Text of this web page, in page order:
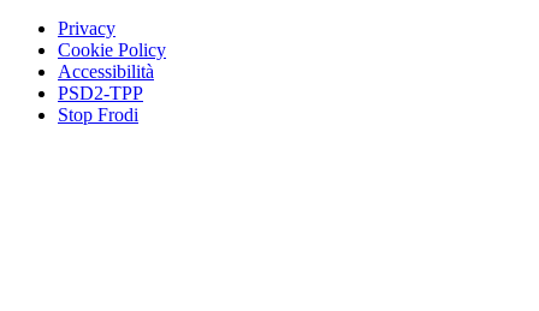
Privacy
Cookie Policy
Accessibilità
PSD2-TPP
Stop Frodi